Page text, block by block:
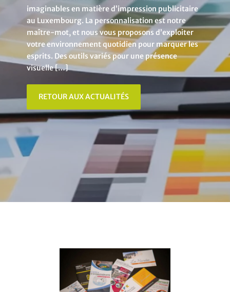
imaginables en matière d’impression publicitaire
au Luxembourg. La personnalisation est notre
maître-mot, et nous vous proposons d’exploiter
votre environnement quotidien pour marquer les
esprits. Des outils variés pour une présence
visuelle […]
RETOUR AUX ACTUALITÉS